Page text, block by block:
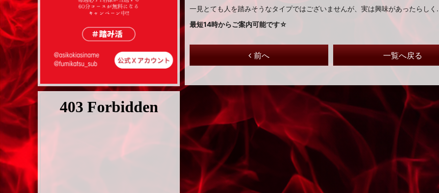
一見とても人を踏みそうなタイプではございませんが、実は興味があったらし
最短14時からご案内可能です☆
前へ 一覧へ戻る